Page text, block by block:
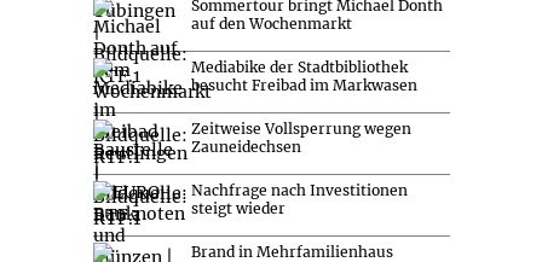
Sommertour bringt Michael Donth
auf den Wochenmarkt
Mediabike der Stadtbibliothek
besucht Freibad im Markwasen
Zeitweise Vollsperrung wegen
Zauneidechsen
Nachfrage nach Investitionen
steigt wieder
Brand in Mehrfamilienhaus